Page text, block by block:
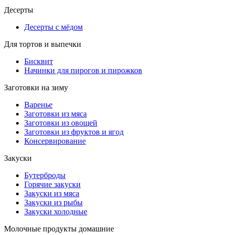
Десерты
Десерты с мёдом
Для тортов и выпечки
Бисквит
Начинки для пирогов и пирожков
Заготовки на зиму
Варенье
Заготовки из мяса
Заготовки из овощей
Заготовки из фруктов и ягод
Консервирование
Закуски
Бутерброды
Горячие закуски
Закуски из мяса
Закуски из рыбы
Закуски холодные
Молочные продукты домашние